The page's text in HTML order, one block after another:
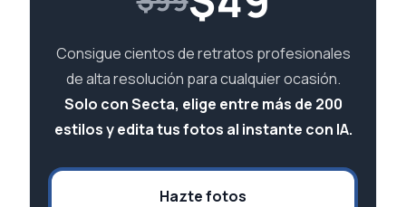
Consigue cientos de retratos profesionales
de alta resolución para cualquier ocasión.
Solo con Secta, elige entre más de 200
estilos y edita tus fotos al instante con IA.
Hazte fotos